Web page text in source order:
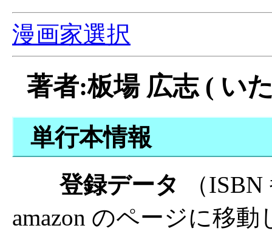
漫画家選択
著者:板場 広志 ( い
単行本情報
登録データ
（
amazon のページに移